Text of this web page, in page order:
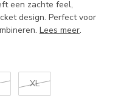
een zachte feel,
design. Perfect voor
Lees meer.
XL